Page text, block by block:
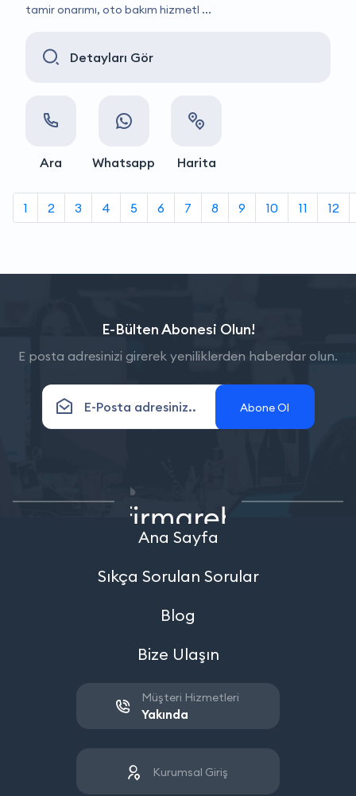
tamir onarımı, oto bakım hizmetl ...
Detayları Gör
Ara Whatsapp Harita
1 2 3 4 5 6 7 8 9 10 11 12
E-Bülten Abonesi Olun!
E posta adresinizi girerek yeniliklerden haberdar olun.
Abone Ol
Ana Sayfa
Sıkça Sorulan Sorular
Blog
Bize Ulaşın
Müşteri Hizmetleri
Yakında
Kurumsal Giriş